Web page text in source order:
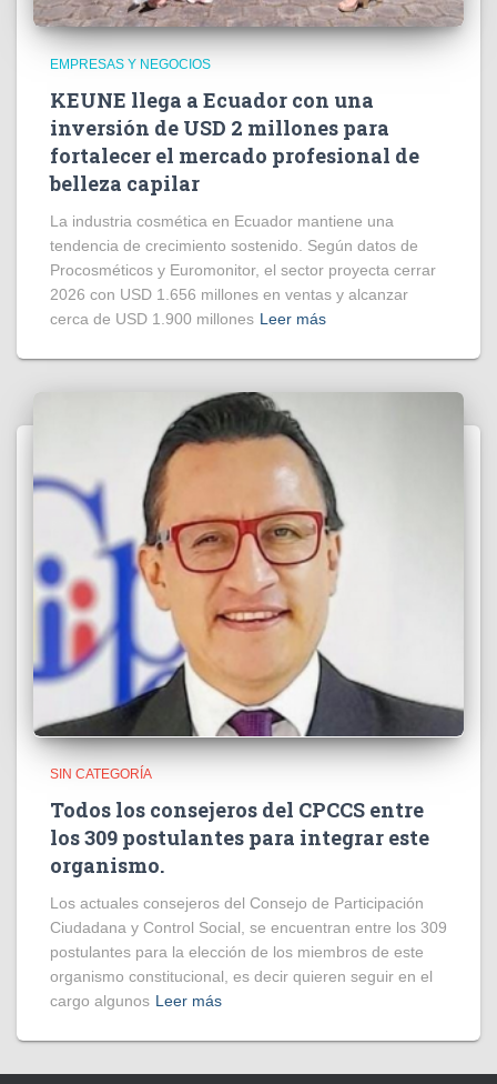
EMPRESAS Y NEGOCIOS
KEUNE llega a Ecuador con una
inversión de USD 2 millones para
fortalecer el mercado profesional de
belleza capilar
La industria cosmética en Ecuador mantiene una
tendencia de crecimiento sostenido. Según datos de
Procosméticos y Euromonitor, el sector proyecta cerrar
2026 con USD 1.656 millones en ventas y alcanzar
cerca de USD 1.900 millones Leer más
SIN CATEGORÍA
Todos los consejeros del CPCCS entre
los 309 postulantes para integrar este
organismo.
Los actuales consejeros del Consejo de Participación
Ciudadana y Control Social, se encuentran entre los 309
postulantes para la elección de los miembros de este
organismo constitucional, es decir quieren seguir en el
cargo algunos Leer más